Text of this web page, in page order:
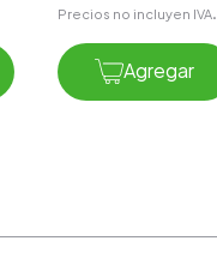
Precios no incluyen IVA.
Agregar